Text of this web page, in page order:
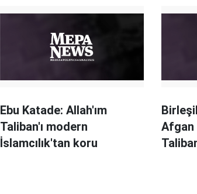
Ebu Katade: Allah'ım
Taliban'ı modern
İslamcılık'tan koru
Afgan